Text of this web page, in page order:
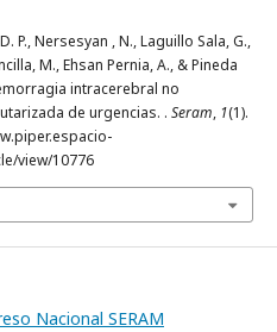
P., Nersesyan , N., Laguillo Sala, G.,
M., Ehsan Pernia, A., & Pineda
intracerebral no
de urgencias. . Seram, 1(1).
view/10776
Nacional SERAM